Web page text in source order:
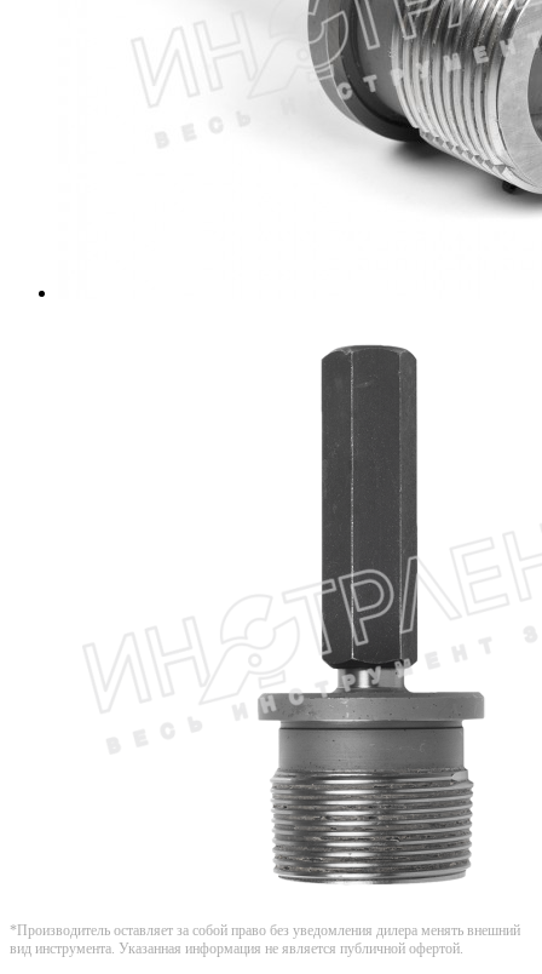
*Производитель оставляет за собой право без уведомления дилера менять внешний
вид инструмента. Указанная информация не является публичной офертой.